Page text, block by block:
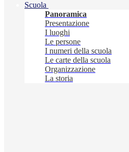
Scuola
Panoramica
Presentazione
I luoghi
Le persone
I numeri della scuola
Le carte della scuola
Organizzazione
La storia